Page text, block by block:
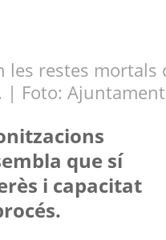
les restes
| Foto:
que sí
i capacitat